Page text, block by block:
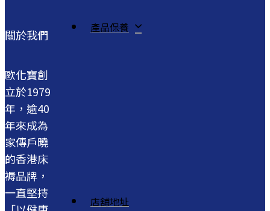
產品保養
店舖地址
關於我們
歐化寶創
立於1979
年，逾40
年來成為
家傳戶曉
的香港床
褥品牌，
一直堅持